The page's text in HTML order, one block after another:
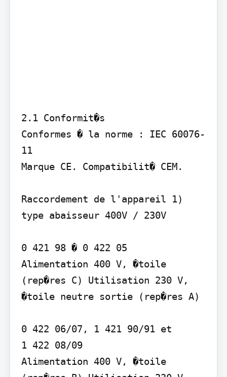
2.1 Conformit�s
Conformes � la norme : IEC 60076-
11
Marque CE. Compatibilit� CEM.
Raccordement de l'appareil 1)
type abaisseur 400V / 230V
0 421 98 � 0 422 05
Alimentation 400 V, �toile
(rep�res C) Utilisation 230 V,
�toile neutre sortie (rep�res A)
0 422 06/07, 1 421 90/91 et
1 422 08/09
Alimentation 400 V, �toile